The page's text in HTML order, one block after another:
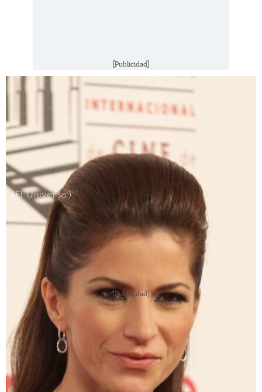
[Publicidad]
(El Universal)
[Publicidad]